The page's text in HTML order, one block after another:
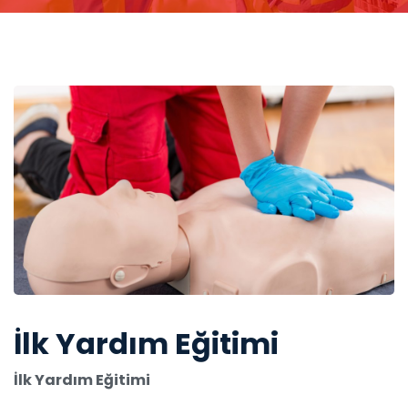
İlk Yardım Eğitimi
İlk Yardım Eğitimi